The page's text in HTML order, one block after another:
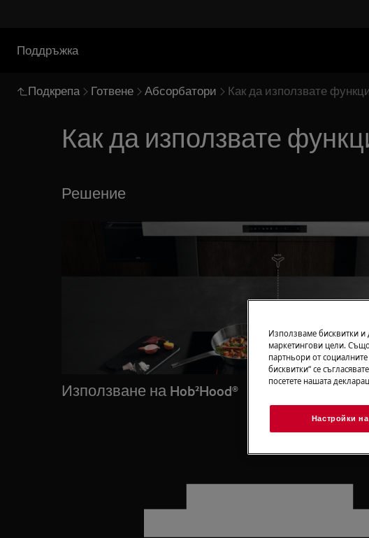
Поддръжка
Подкрепа Готвене Абсорбатори Как да използвате
Как да използвате
Решение
Използване на Hob²Hood®
Използваме бисквитки и
маркетингови цели.
партньори от
бисквитки“ се
посетете нашата
Настройки